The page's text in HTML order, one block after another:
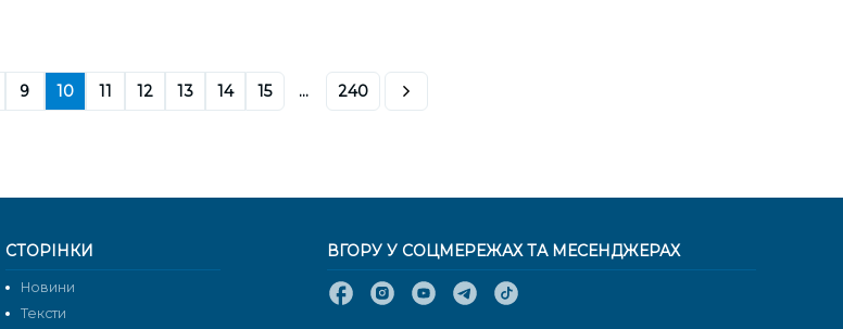
9 10 11 12 13 14 15 ... 240
СТОРІНКИ
Новини
Тексти
ВГОРУ У СОЦМЕРЕЖАХ ТА МЕСЕНДЖЕРАХ